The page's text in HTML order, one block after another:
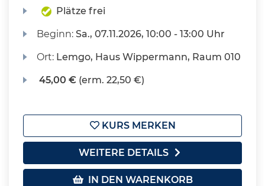
Plätze frei
Beginn:Sa., 07.11.2026, 10:00 - 13:00 Uhr
Ort: Lemgo, Haus Wippermann, Raum 010
45,00 € (erm. 22,50 €)
KURS MERKEN
WEITERE DETAILS
IN DEN WARENKORB